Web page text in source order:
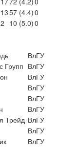
1357 (4.4)0
2 10 (5.0)0
ВлГУ
Групп ВлГУ
ВлГУ
ВлГУ
ВлГУ
ВлГУ
Трейд ВлГУ
ВлГУ
ВлГУ